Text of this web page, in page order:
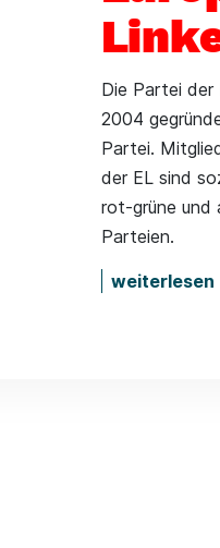
Die Partei der
2004
Partei.
der EL sind
rot-grüne und
Parteien.
weiterlesen